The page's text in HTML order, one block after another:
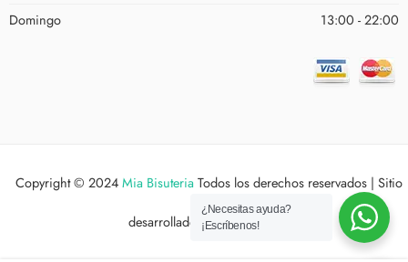
Domingo
13:00 - 22:00
Copyright © 2024Mia BisuteriaTodos los derechos reservados | Sitio
desarrollado porEstudio XYX
¿Necesitas ayuda?
¡Escríbenos!